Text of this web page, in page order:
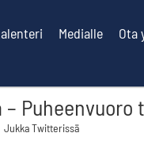
Medialle Ota
Puheenvuoro
Jukka Twitterissä